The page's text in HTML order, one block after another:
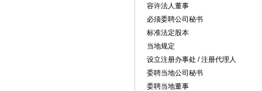
容许法人董事
必须委聘公司秘书
标准法定股本
当地规定
设立注册办事处 / 注册代理人
委聘当地公司秘书
委聘当地董事